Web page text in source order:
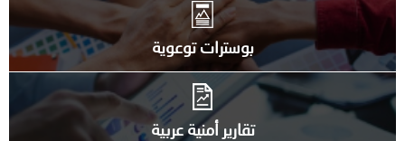
بوسترات توعوية
تقارير أمنية عربية